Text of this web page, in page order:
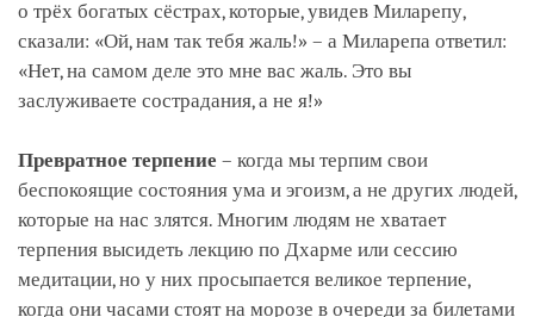
о трёх богатых сёстрах, которые, увидев Миларепу,
сказали: «Ой, нам так тебя жаль!» – а Миларепа ответил:
«Нет, на самом деле это мне вас жаль. Это вы
заслуживаете сострадания, а не я!»
Превратное терпение – когда мы терпим свои
беспокоящие состояния ума и эгоизм, а не других людей,
которые на нас злятся. Многим людям не хватает
терпения высидеть лекцию по Дхарме или сессию
медитации, но у них просыпается великое терпение,
когда они часами стоят на морозе в очереди за билетами